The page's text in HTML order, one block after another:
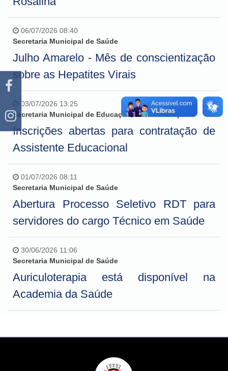
06/07/2026 08:40
Secretaria Municipal de Saúde
Julho Amarelo - Mês de conscientização
sobre as Hepatites Virais
03/07/2026 13:25
Secretaria Municipal de Educação, Cultura e Esporte
Inscrições abertas para contratação de
Assistente Educacional
01/07/2026 08:11
Secretaria Municipal de Saúde
Abertura Processo Seletivo RDT para
servidores do cargo Técnico em Saúde
30/06/2026 11:06
Secretaria Municipal de Saúde
Auriculoterapia está disponível na
Academia da Saúde